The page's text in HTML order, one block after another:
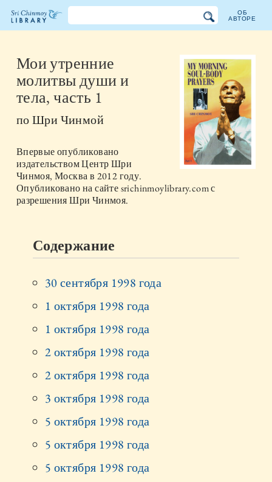
Библиотека
Шри
Чинмоя
ОБ
АВТОРЕ
Мои утренние
молитвы души и
тела, часть 1
поШри Чинмой
Впервые опубликовано
издательствомЦентр Шри
Чинмоя, Москвав 2012году.
Опубликовано на сайте srichinmoylibrary.com с
разрешения Шри Чинмоя.
Содержание
30 сентября 1998 года
1 октября 1998 года
1 октября 1998 года
2 октября 1998 года
2 октября 1998 года
3 октября 1998 года
5 октября 1998 года
5 октября 1998 года
5 октября 1998 года